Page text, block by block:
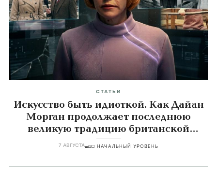
СТАТЬИ
Искусство быть идиоткой. Как Дайан
Морган продолжает последнюю
великую традицию британской
комедии
7 АВГУСТА НАЧАЛЬНЫЙ УРОВЕНЬ